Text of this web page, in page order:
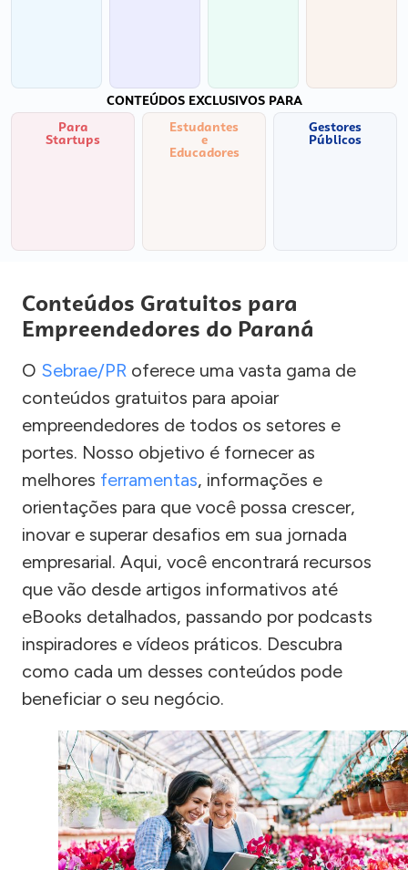
CONTEÚDOS EXCLUSIVOS PARA
Para
Startups
Estudantes
e
Educadores
Gestores
Públicos
Conteúdos Gratuitos para
Empreendedores do Paraná
O Sebrae/PR oferece uma vasta gama de
conteúdos gratuitos para apoiar
empreendedores de todos os setores e
portes. Nosso objetivo é fornecer as
melhores ferramentas, informações e
orientações para que você possa crescer,
inovar e superar desafios em sua jornada
empresarial. Aqui, você encontrará recursos
que vão desde artigos informativos até
eBooks detalhados, passando por podcasts
inspiradores e vídeos práticos. Descubra
como cada um desses conteúdos pode
beneficiar o seu negócio.